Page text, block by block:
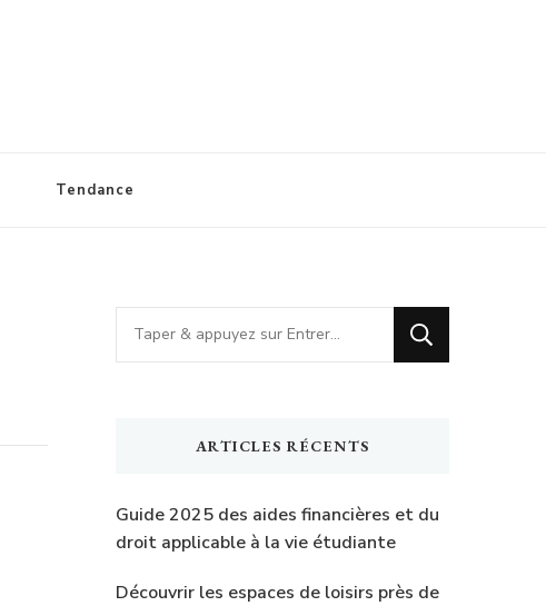
Tendance
Vous
recherchiez
ARTICLES RÉCENTS
Guide 2025 des aides financières et du
droit applicable à la vie étudiante
Découvrir les espaces de loisirs près de